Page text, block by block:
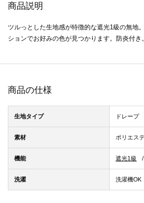
商品説明
ツルっとした生地感が特徴的な遮光1級の無地
ションでお好みの色が見つかります。防炎付き。
商品の仕様
生地タイプ ドレープ
素材 ポリエス
機能 遮光1級
洗濯 洗濯機OK